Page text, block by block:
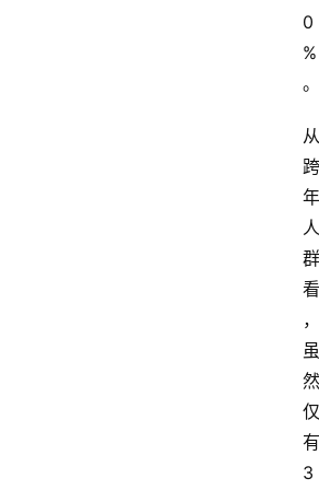
0
%
。
从
跨
年
人
群
看
，
虽
然
仅
有
3